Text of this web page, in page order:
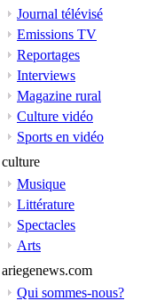
Journal télévisé
Emissions TV
Reportages
Interviews
Magazine rural
Culture vidéo
Sports en vidéo
culture
Musique
Littérature
Spectacles
Arts
ariegenews.com
Qui sommes-nous?